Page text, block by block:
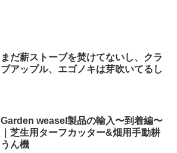
まだ薪ストーブを焚けてないし、クラ
ブアップル、エゴノキは芽吹いてるし
Garden weasel製品の輸入〜到着編〜
｜芝生用ターフカッター&畑用手動耕
うん機